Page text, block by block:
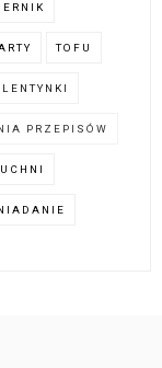
TOFU
PRZEPISÓW